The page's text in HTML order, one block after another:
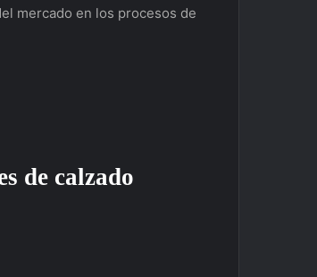
mercado en los procesos de
de calzado